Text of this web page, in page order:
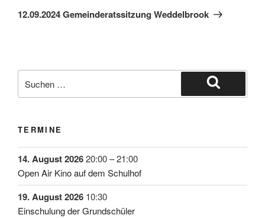
12.09.2024 Gemeinderatssitzung Weddelbrook
TERMINE
14. August 202620:00–21:00
Open Air Kino auf dem Schulhof
19. August 2026 10:30
Einschulung der Grundschüler